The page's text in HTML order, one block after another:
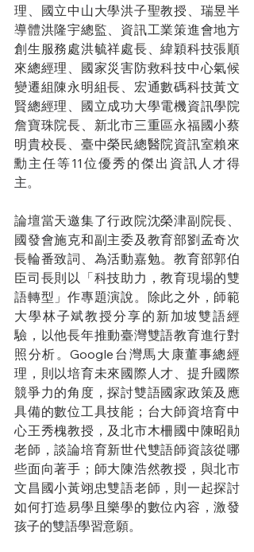
理、國立中山大學洪子聖教授、瑞昱半
導體洪隆宇總監、資訊工業策進會地方
創生服務處洪毓祥處長、緯穎科技張順
來總經理、國家災害防救科技中心氣候
變遷組陳永明組長、宏通數碼科技黃文
賢總經理、國立成功大學電機資訊學院
詹寶珠院長、新北市三重區永福國小蔡
明貴校長、臺中榮民總醫院資訊室賴來
勳主任等11位優秀的傑出資訊人才得
主。
論壇當天邀集了行政院沈榮津副院長、
國發會施克和副主委及教育部劉孟奇次
長輪番致詞、為活動嘉勉。教育部郭伯
臣司長則以「科技助力，教育現場的雙
語轉型」作專題演說。除此之外，師範
大學林子斌教授分享的新加坡雙語經
驗，以他長年推動臺灣雙語教育進行對
照分析。Google台灣馬大康董事總經
理，則以培育未來國際人才、提升國際
競爭力的角度，探討雙語國家政策及應
具備的數位工具技能；台大師資培育中
心王秀槐教授，及北市木柵國中陳昭勛
老師，談論培育新世代雙語師資該從哪
些面向著手；師大陳浩然教授，與北市
文昌國小黃翊忠雙語老師，則一起探討
如何打造易學且樂學的數位內容，激發
孩子的雙語學習意願。